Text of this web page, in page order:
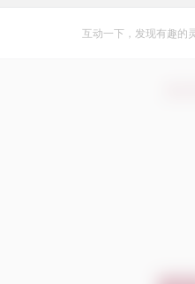
互动一下，发现有趣的